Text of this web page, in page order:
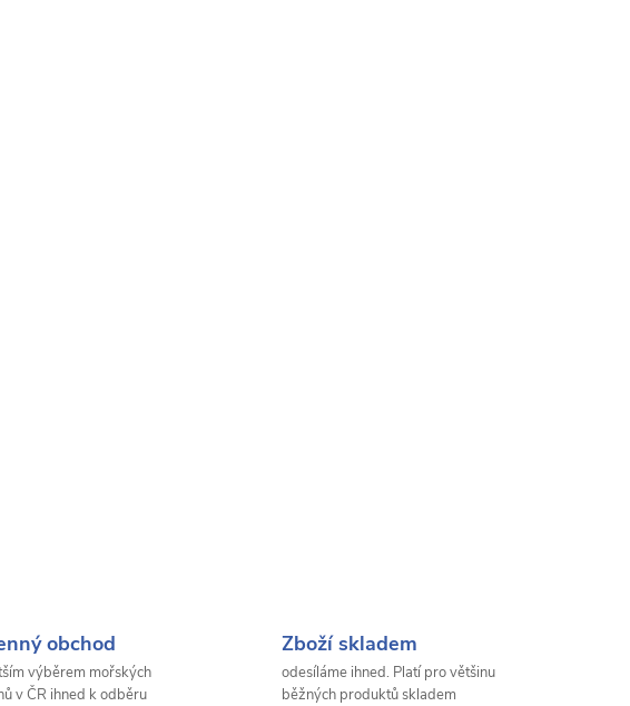
obchod
výběrem mořských
v ČR ihned k odběru
Zboží skladem
odesíláme ihned. Platí pro většinu
běžných produktů skladem